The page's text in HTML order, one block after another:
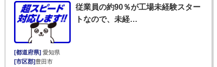
従業員の約90％が工場未経験スター
トなので、未経…
[都道府県] 愛知県
[市区郡] 豊田市